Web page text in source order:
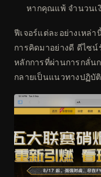
หากคุณแพ้ จำนวนเ
ฟีเจอร์แต่ละอย่างเหล่
การคิดมาอย่างดี ดีไซ
หลักการที่ผ่านการกลั่น
กลายเป็นแนวทางปฏิบั